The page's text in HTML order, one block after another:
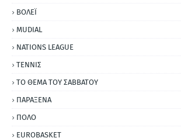
ΒΟΛΕΪ
MUDIAL
NATIONS LEAGUE
ΤΕΝΝΙΣ
ΤΟ ΘΕΜΑ ΤΟΥ ΣΑΒΒΑΤΟΥ
ΠΑΡΑΞΕΝΑ
ΠΟΛΟ
EUROBASKET